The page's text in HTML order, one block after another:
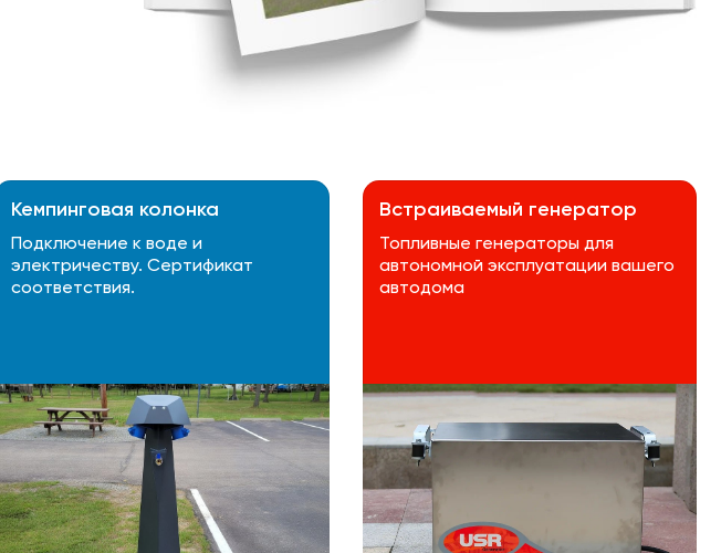
Кемпинговая колонка
Подключение к воде и
электричеству. Сертификат
соответствия.
Встраиваемый генератор
Топливные генераторы для
автономной эксплуатации вашего
автодома